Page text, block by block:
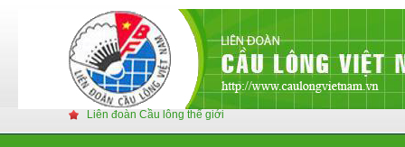
Liên đoàn Cầu lông thế giới